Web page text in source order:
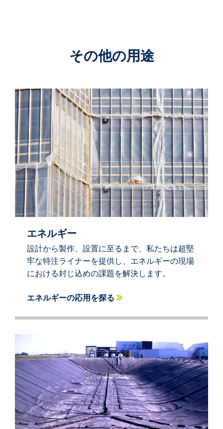
その他の用途
エネルギー
設計から製作、設置に至るまで、私たちは超堅
牢な特注ライナーを提供し、エネルギーの現場
における封じ込めの課題を解決します。
エネルギーの応用を探る